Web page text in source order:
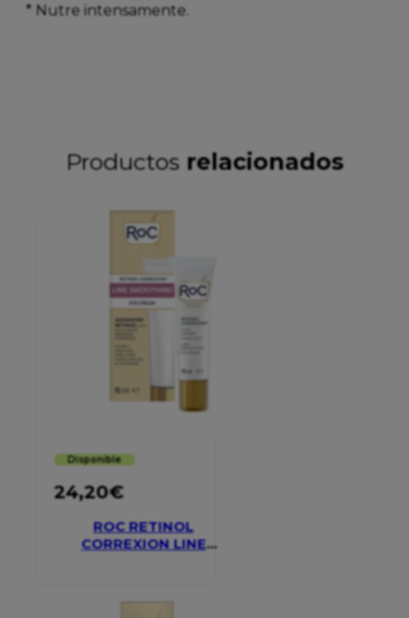
* Nutre intensamente.
Productos relacionados
Disponible
24,20€
ROC RETINOL
CORREXION LINE